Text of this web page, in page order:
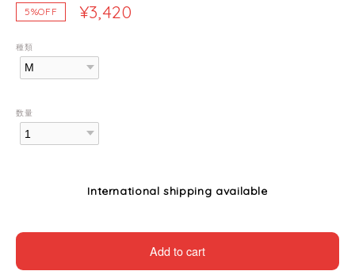
5%OFF
¥3,420
種類
数量
International shipping available
Add to cart